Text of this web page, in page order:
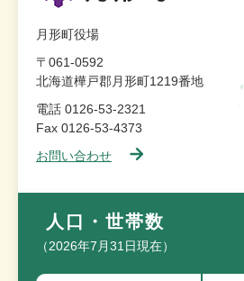
月形町役場
〒061-0592
北海道樺戸郡月形町1219番地
電話 0126-53-2321
Fax 0126-53-4373
お問い合わせ
人口・世帯数
（2026年7月31日現在）